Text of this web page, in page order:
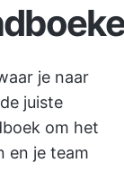
je naar
juiste
om het
en je team